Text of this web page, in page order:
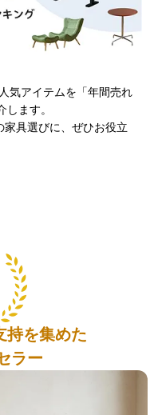
気アイテムを「年間売れ
ます。
家具選びに、ぜひお役立
持を集めた
ラー